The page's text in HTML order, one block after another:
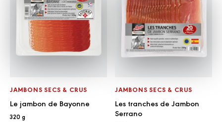
JAMBONS SECS & CRUS
Le jambon de Bayonne
320 g
JAMBONS SECS & CRUS
Les tranches de Jambon
Serrano